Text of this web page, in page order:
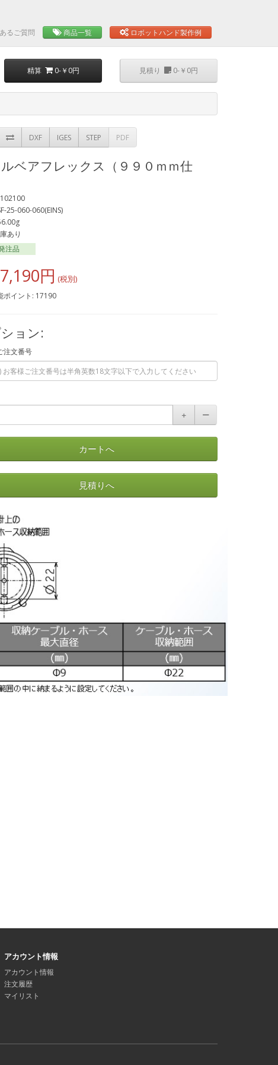
るご質問 商品一覧 ロボットハンド製作例
精算 0-￥0円 見積り 0-￥0円
DXF IGES STEP PDF
ベアフレックス（９９０ｍｍ仕
25-060-060(EINS)
あり
注品
円
ポイント: 17190
ョン:
注文番号
＋
ー
カートへ
見積りへ
アカウント情報
アカウント情報
注文履歴
マイリスト